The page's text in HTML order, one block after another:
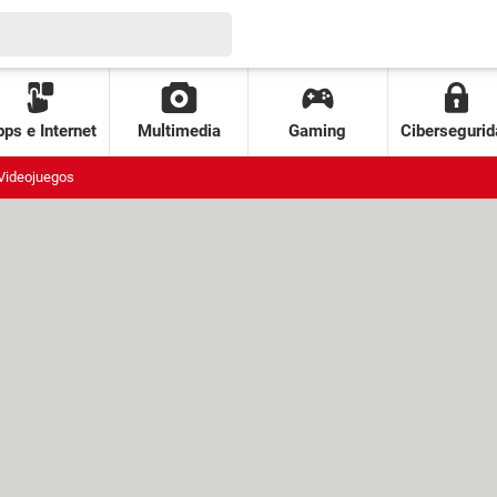
e Internet Multimedia Gaming